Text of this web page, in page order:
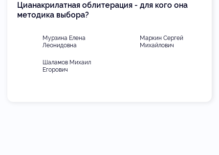
Мурзина Елена
Леонидовна
Маркин Сергей
Михайлович
Шаламов Михаил
Егорович
Цианакрилатная облитерация - для кого она
методика выбора?